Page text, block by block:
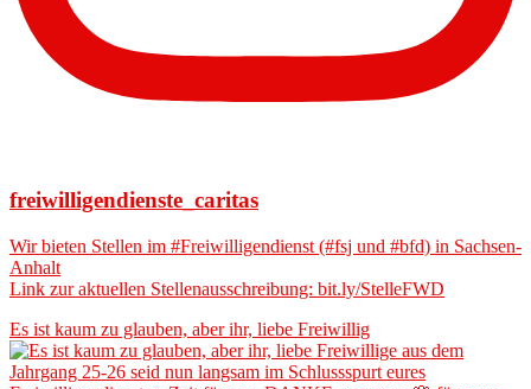
freiwilligendienste_caritas
Wir bieten Stellen im #Freiwilligendienst (#fsj und #bfd) in Sachsen-
Anhalt
Link zur aktuellen Stellenausschreibung: bit.ly/StelleFWD
Es ist kaum zu glauben, aber ihr, liebe Freiwillig